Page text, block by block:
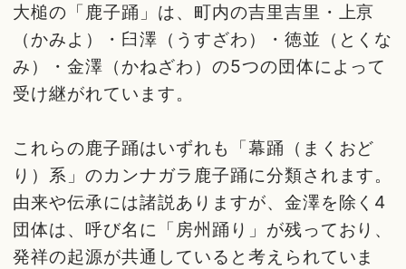
大槌の「鹿子踊」は、町内の吉里吉里・上亰
（かみよ）・臼澤（うすざわ）・徳並（とくな
み）・金澤（かねざわ）の5つの団体によって
受け継がれています。
これらの鹿子踊はいずれも「幕踊（まくおど
り）系」のカンナガラ鹿子踊に分類されます。
由来や伝承には諸説ありますが、金澤を除く4
団体は、呼び名に「房州踊り」が残っており、
発祥の起源が共通していると考えられていま